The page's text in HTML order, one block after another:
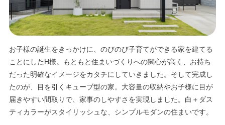
お子様の誕生をきっかけに、のびのび子育てができる家を建てる
ことにしたH様。もともと住まいづくりへの関心が高く、お持ち
だった明確なイメージをカタチにしていきました。そして完成し
たのが、目を引くキューブ型の家。大容量の収納やお子様に目が
届きやすい間取りで、家事のしやすさを実現しました。白＋ダス
ティカラーがスタイリッシュな、シンプルモダンの住まいです。